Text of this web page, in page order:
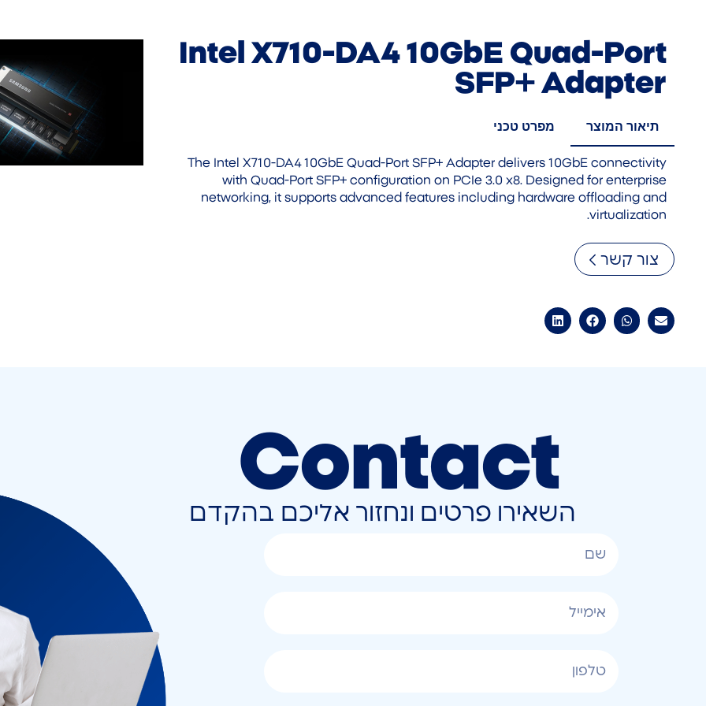
Intel X710-DA4 10GbE Quad-Port
SFP+ Adapter
תיאור המוצר מפרט טכני
The Intel X710-DA4 10GbE Quad-Port SFP+ Adapter delivers 10GbE connectivity
with Quad-Port SFP+ configuration on PCIe 3.0 x8. Designed for enterprise
networking, it supports advanced features including hardware offloading and
virtualization.
צור קשר
Contact
השאירו פרטים ונחזור אליכם בהקדם